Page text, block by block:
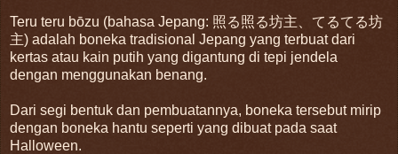
Teru teru bōzu (bahasa Jepang: 照る照る坊主、てるてる坊
主) adalah boneka tradisional Jepang yang terbuat dari
kertas atau kain putih yang digantung di tepi jendela
dengan menggunakan benang.
Dari segi bentuk dan pembuatannya, boneka tersebut mirip
dengan boneka hantu seperti yang dibuat pada saat
Halloween.